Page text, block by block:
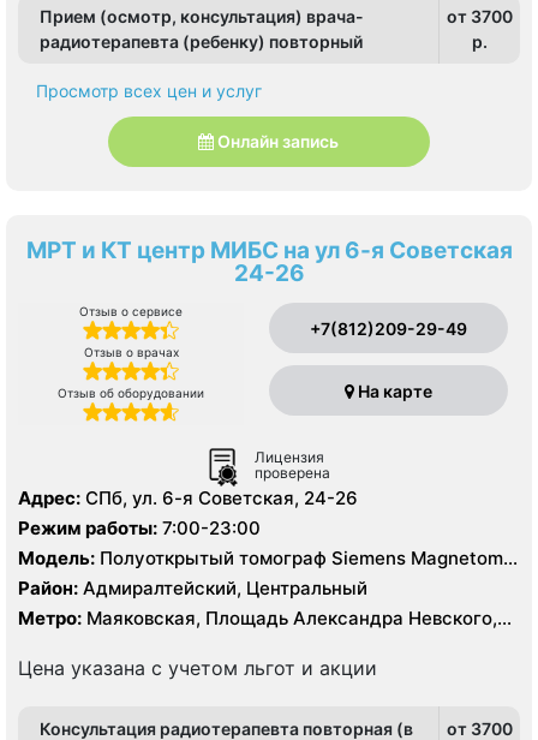
Прием (осмотр, консультация) врача-
радиотерапевта (ребенку) повторный
от 3700
p.
Просмотр всех цен и услуг
Онлайн запись
МРТ и КТ центр МИБС на ул 6-я Советская
24-26
Отзыв о сервисе
Отзыв о врачах
Отзыв об оборудовании
+7(812)209-29-49
На карте
Лицензия
проверена
Адрес: СПб, ул. 6-я Советская, 24-26
Режим работы: 7:00-23:00
Модель: Полуоткрытый томограф Siemens Magnetom
Vida 3T, Закрытый томограф Siemens Magnetom
Essenza 1.5 Тесла, КТ Siemens Sensation 16 срезов
Район: Адмиралтейский, Центральный
Метро: Маяковская, Площадь Александра Невского,
Цена указана с учетом льгот и акции
Консультация радиотерапевта повторная (в
от 3700